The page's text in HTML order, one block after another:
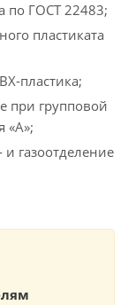
по ГОСТ 22483;
пластиката
пластика;
при групповой
«А»;
газоотделение